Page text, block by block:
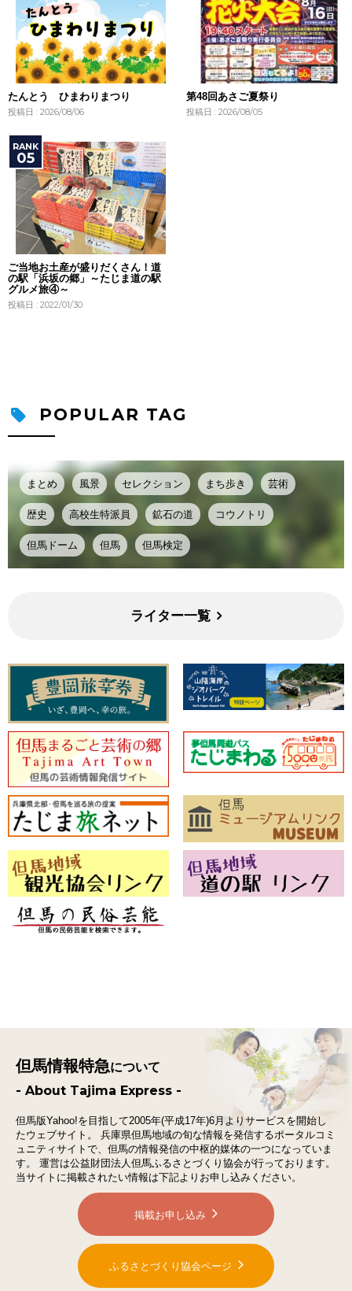
たんとう ひまわりまつり
投稿日 : 2026/08/06
第48回あさご夏祭り
投稿日 : 2026/08/05
ご当地お土産が盛りだくさん！道
の駅「浜坂の郷」～たじま道の駅
グルメ旅④～
投稿日 : 2022/01/30
POPULAR TAG
まとめ 風景 セレクション まち歩き 芸術
歴史 高校生特派員 鉱石の道 コウノトリ
但馬ドーム 但馬 但馬検定
ライター一覧
但馬情報特急について
- About Tajima Express -
但馬版Yahoo!を目指して2005年(平成17年)6月よりサービスを開始し
たウェブサイト。
兵庫県但馬地域の旬な情報を発信するポータルコミ
ュニティサイトで、 但馬の情報発信の中枢的媒体の一つになっていま
す。
運営は公益財団法人但馬ふるさとづくり協会が行っております。
当サイトに掲載されたい情報は下記よりお申し込みください。
掲載お申し込み
ふるさとづくり協会ページ